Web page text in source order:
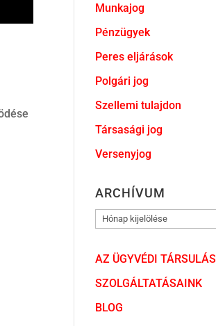
Munkajog
Pénzügyek
Peres eljárások
Polgári jog
Szellemi tulajdon
Társasági jog
Versenyjog
ARCHÍVUM
ARCHÍVUM
AZ ÜGYVÉDI TÁRSULÁS
SZOLGÁLTATÁSAINK
BLOG